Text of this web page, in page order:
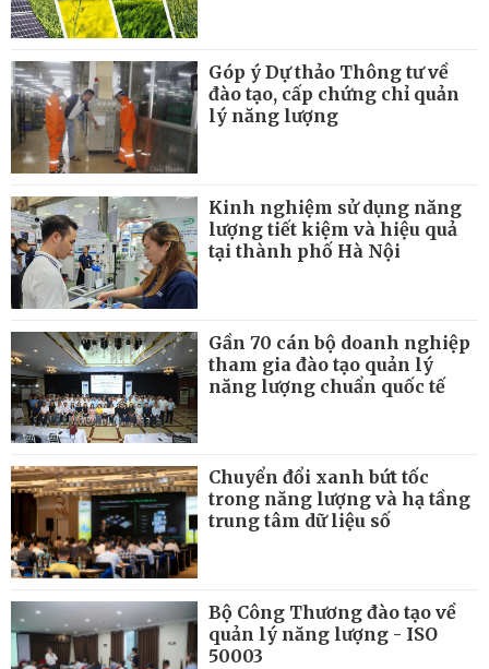
Góp ý Dự thảo Thông tư về
đào tạo, cấp chứng chỉ quản
lý năng lượng
Kinh nghiệm sử dụng năng
lượng tiết kiệm và hiệu quả
tại thành phố Hà Nội
Gần 70 cán bộ doanh nghiệp
tham gia đào tạo quản lý
năng lượng chuẩn quốc tế
Chuyển đổi xanh bứt tốc
trong năng lượng và hạ tầng
trung tâm dữ liệu số
Bộ Công Thương đào tạo về
quản lý năng lượng - ISO
50003